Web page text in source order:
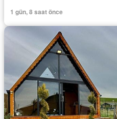
1 gün, 8 saat önce